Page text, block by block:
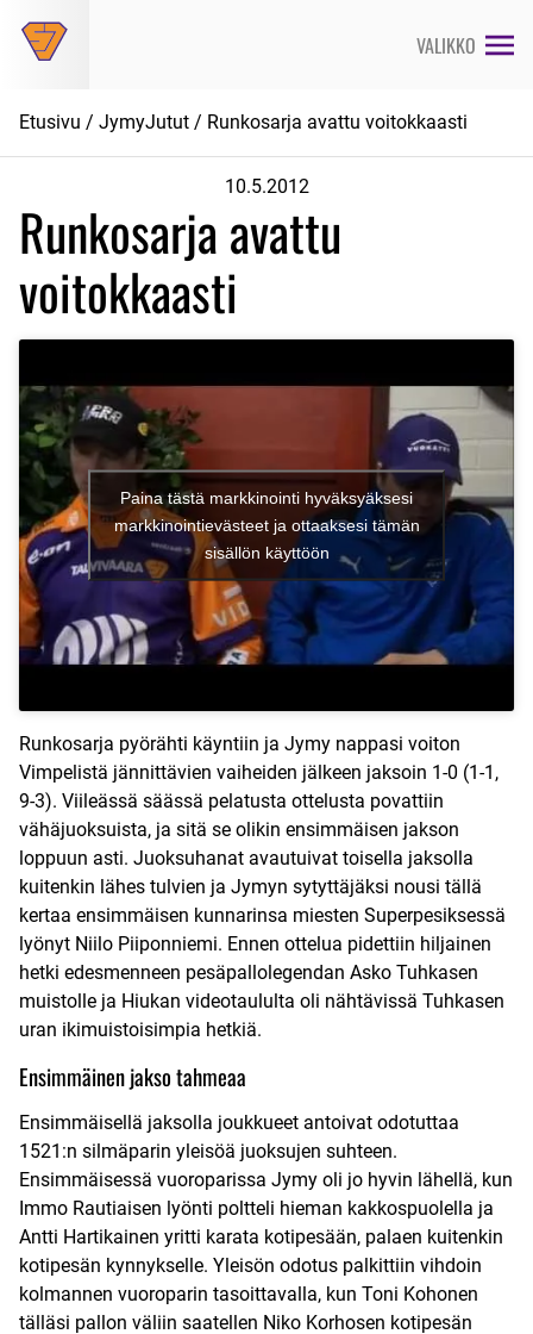
suoraan
VALIKKO
Etusivu / JymyJutut / Runkosarja avattu voitokkaasti
10.5.2012
Runkosarja avattu
voitokkaasti
Paina tästä markkinointi hyväksyäksesi
markkinointievästeet ja ottaaksesi tämän
sisällön käyttöön
Runkosarja pyörähti käyntiin ja Jymy nappasi voiton
Vimpelistä jännittävien vaiheiden jälkeen jaksoin 1-0 (1-1,
9-3). Viileässä säässä pelatusta ottelusta povattiin
vähäjuoksuista, ja sitä se olikin ensimmäisen jakson
loppuun asti. Juoksuhanat avautuivat toisella jaksolla
kuitenkin lähes tulvien ja Jymyn sytyttäjäksi nousi tällä
kertaa ensimmäisen kunnarinsa miesten Superpesiksessä
lyönyt Niilo Piiponniemi. Ennen ottelua pidettiin hiljainen
hetki edesmenneen pesäpallolegendan Asko Tuhkasen
muistolle ja Hiukan videotaululta oli nähtävissä Tuhkasen
uran ikimuistoisimpia hetkiä.
Ensimmäinen jakso tahmeaa
Ensimmäisellä jaksolla joukkueet antoivat odotuttaa
1521:n silmäparin yleisöä juoksujen suhteen.
Ensimmäisessä vuoroparissa Jymy oli jo hyvin lähellä, kun
Immo Rautiaisen lyönti poltteli hieman kakkospuolella ja
Antti Hartikainen yritti karata kotipesään, palaen kuitenkin
kotipesän kynnykselle. Yleisön odotus palkittiin vihdoin
kolmannen vuoroparin tasoittavalla, kun Toni Kohonen
tälläsi pallon väliin saatellen Niko Korhosen kotipesän